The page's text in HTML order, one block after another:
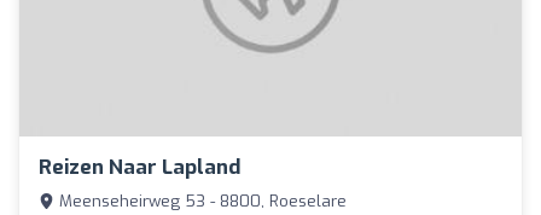
Reizen Naar Lapland
Meenseheirweg 53 - 8800, Roeselare